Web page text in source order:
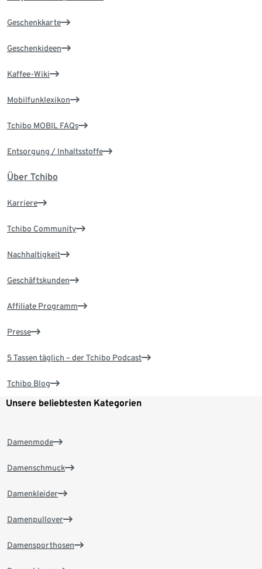
Geschenkkarte
Geschenkideen
Kaffee-Wiki
Mobilfunklexikon
Tchibo MOBIL FAQs
Entsorgung / Inhaltsstoffe
Über Tchibo
Karriere
Tchibo Community
Nachhaltigkeit
Geschäftskunden
Affiliate Programm
Presse
5 Tassen täglich – der Tchibo Podcast
Tchibo Blog
Unsere beliebtesten Kategorien
Damenmode
Damenschmuck
Damenkleider
Damenpullover
Damensporthosen